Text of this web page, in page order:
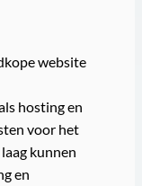
website
hosting en
voor het
kunnen
en